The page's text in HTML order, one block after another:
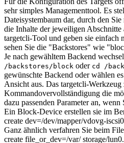
sehr simples Managementtool. Es
Dateisystembaum dar, durch den Sie
die Inhalte der jeweiligen Abschnitte
targetcli-Tool und geben sie einfach
sehen Sie die "Backstores" wie
Je nach gewähltem Backend
/backstores/block oder cd /
gewünschte Backend oder wählen
Ansicht aus. Das targetcli-
Kommandovervollständigung die
dazu passenden Parameter an,
Ein Block-Device erstellen sie im
create dev=/dev/mapper/vdovg-
Ganz ähnlich verfahren Sie beim
create file_or_dev=/var/ storage/